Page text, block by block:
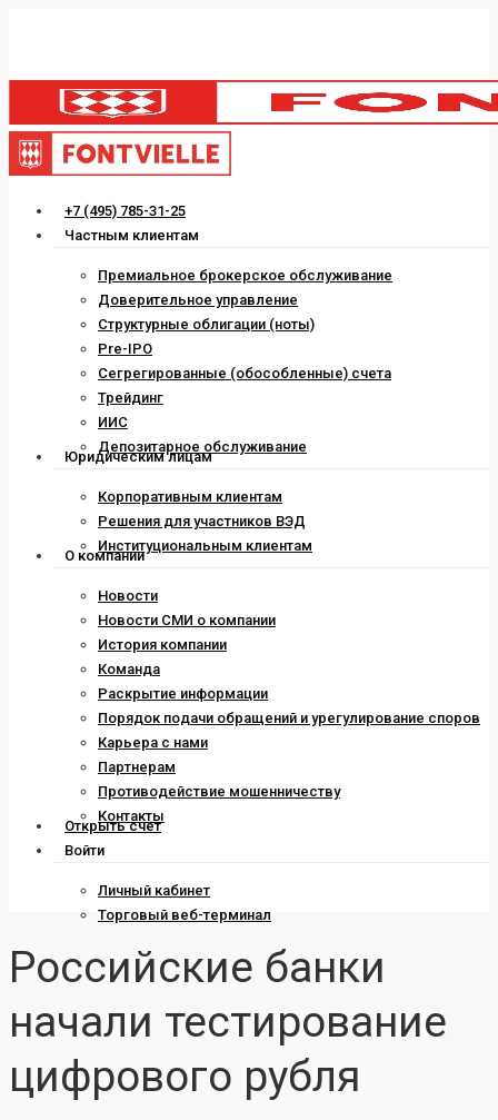
content
Menu
+7 (495) 785-31-25
Частным клиентам
Премиальное брокерское обслуживание
Доверительное управление
Структурные облигации (ноты)
Pre-IPO
Сегрегированные (обособленные) счета
Трейдинг
ИИС
Депозитарное обслуживание
Юридическим лицам
Корпоративным клиентам
Решения для участников ВЭД
Институциональным клиентам
О компании
Новости
Новости СМИ о компании
История компании
Команда
Раскрытие информации
Порядок подачи обращений и урегулирование споров
Карьера с нами
Партнерам
Противодействие мошенничеству
Контакты
Открыть счет
Войти
Личный кабинет
Торговый веб-терминал
Российские банки
начали тестирование
цифрового рубля